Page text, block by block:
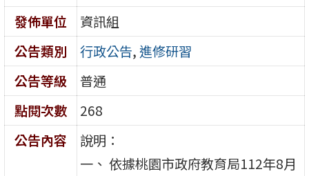
發佈單位
資訊組
公告類別
行政公告,進修研習
公告等級
普通
點閱次數
268
公告內容
說明：
一、 依據桃園市政府教育局112年8月